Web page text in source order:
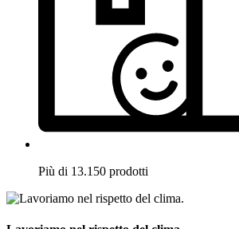
Più di 13.150 prodotti